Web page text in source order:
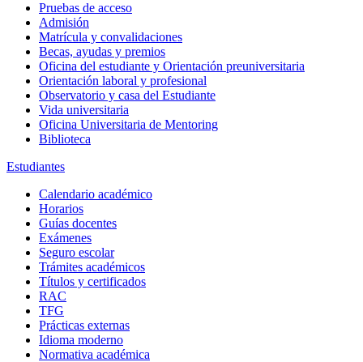
Pruebas de acceso
Admisión
Matrícula y convalidaciones
Becas, ayudas y premios
Oficina del estudiante y Orientación preuniversitaria
Orientación laboral y profesional
Observatorio y casa del Estudiante
Vida universitaria
Oficina Universitaria de Mentoring
Biblioteca
Estudiantes
Calendario académico
Horarios
Guías docentes
Exámenes
Seguro escolar
Trámites académicos
Títulos y certificados
RAC
TFG
Prácticas externas
Idioma moderno
Normativa académica